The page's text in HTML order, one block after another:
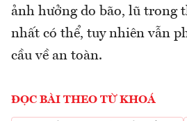
ảnh hưởng do bão, lũ trong
nhất có thể, tuy nhiên vẫn
cầu về an toàn.
ĐỌC BÀI THEO TỪ KHOÁ